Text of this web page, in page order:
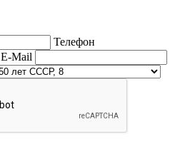
Телефон
E-Mail